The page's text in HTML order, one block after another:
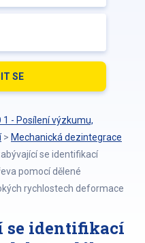
1 - Posílení výzkumu,
> Mechanická dezintegrace
se identifikací
pomocí dělené
rychlostech deformace
se identifikací